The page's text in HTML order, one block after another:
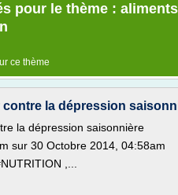
pour le thème :
ce thème
la dépression
la dépression saisonnière
sur 30 Octobre 2014, 04:58am
,...